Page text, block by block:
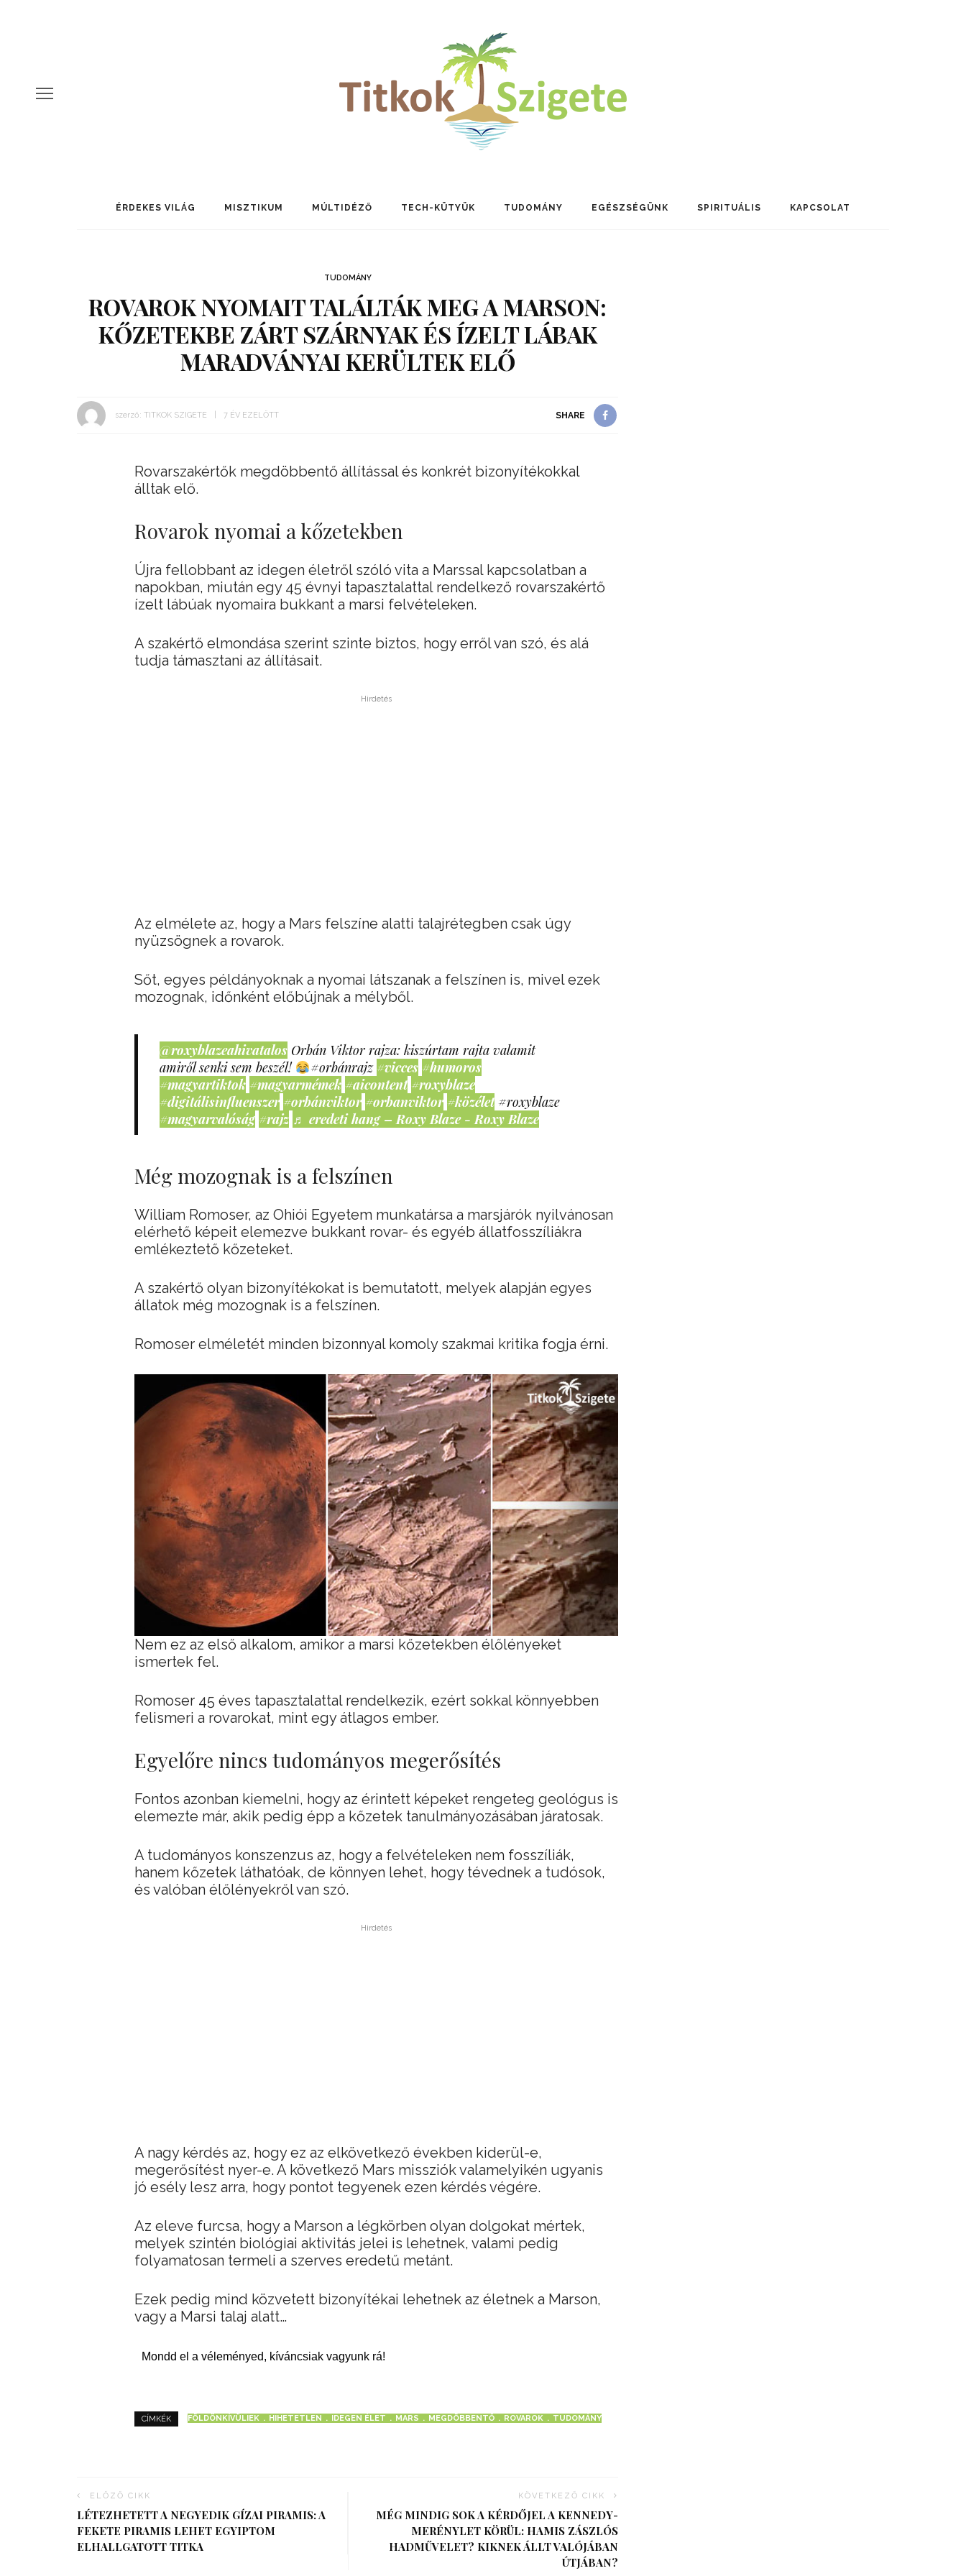
ÉRDEKES VILÁG MISZTIKUM MÚLTIDÉZŐ TECH-KÜTYÜK TUDOMÁNY EGÉSZSÉGÜNK SPIRITUÁLIS KAPCSOLAT
TUDOMÁNY
ROVAROK NYOMAIT TALÁLTÁK MEG A MARSON:
KŐZETEKBE ZÁRT SZÁRNYAK ÉS ÍZELT LÁBAK
MARADVÁNYAI KERÜLTEK ELŐ
szerző: TITKOK SZIGETE 7 ÉV EZELŐTT SHARE
Rovarszakértők megdöbbentő állítással és konkrét bizonyítékokkal
álltak elő.
Rovarok nyomai a kőzetekben
Újra fellobbant az idegen életről szóló vita a Marssal kapcsolatban a
napokban, miután egy 45 évnyi tapasztalattal rendelkező rovarszakértő
ízelt lábúak nyomaira bukkant a marsi felvételeken.
A szakértő elmondása szerint szinte biztos, hogy erről van szó, és alá
tudja támasztani az állításait.
Hirdetés
Az elmélete az, hogy a Mars felszíne alatti talajrétegben csak úgy
nyüzsögnek a rovarok.
Sőt, egyes példányoknak a nyomai látszanak a felszínen is, mivel ezek
mozognak, időnként előbújnak a mélyből.
@roxyblazeahivatalos Orbán Viktor rajza: kiszúrtam rajta valamit
amiről senki sem beszél!
#orbánrajz #vicces #humoros
#magyartiktok #magyarmémek #aicontent #roxyblaze
#digitálisinfluenszer #orbánviktor #orbanviktor #közélet #roxyblaze
#magyarvalóság #rajz ♬ eredeti hang – Roxy Blaze - Roxy Blaze
Még mozognak is a felszínen
William Romoser, az Ohiói Egyetem munkatársa a marsjárók nyilvánosan
elérhető képeit elemezve bukkant rovar- és egyéb állatfosszíliákra
emlékeztető kőzeteket.
A szakértő olyan bizonyítékokat is bemutatott, melyek alapján egyes
állatok még mozognak is a felszínen.
Romoser elméletét minden bizonnyal komoly szakmai kritika fogja érni.
Nem ez az első alkalom, amikor a marsi kőzetekben élőlényeket
ismertek fel.
Romoser 45 éves tapasztalattal rendelkezik, ezért sokkal könnyebben
felismeri a rovarokat, mint egy átlagos ember.
Egyelőre nincs tudományos megerősítés
Fontos azonban kiemelni, hogy az érintett képeket rengeteg geológus is
elemezte már, akik pedig épp a kőzetek tanulmányozásában járatosak.
A tudományos konszenzus az, hogy a felvételeken nem fosszíliák,
hanem kőzetek láthatóak, de könnyen lehet, hogy tévednek a tudósok,
és valóban élőlényekről van szó.
Hirdetés
A nagy kérdés az, hogy ez az elkövetkező években kiderül-e,
megerősítést nyer-e. A következő Mars missziók valamelyikén ugyanis
jó esély lesz arra, hogy pontot tegyenek ezen kérdés végére.
Az eleve furcsa, hogy a Marson a légkörben olyan dolgokat mértek,
melyek szintén biológiai aktivitás jelei is lehetnek, valami pedig
folyamatosan termeli a szerves eredetű metánt.
Ezek pedig mind közvetett bizonyítékai lehetnek az életnek a Marson,
vagy a Marsi talaj alatt…
Mondd el a véleményed, kíváncsiak vagyunk rá!
CÍMKÉK FÖLDÖNKÍVÜLIEK HIHETETLEN IDEGEN ÉLET MARS MEGDÖBBENTŐ ROVAROK TUDOMÁNY
ELŐZŐ CIKK
LÉTEZHETETT A NEGYEDIK GÍZAI PIRAMIS: A
FEKETE PIRAMIS LEHET EGYIPTOM
ELHALLGATOTT TITKA
KÖVETKEZŐ CIKK
MÉG MINDIG SOK A KÉRDŐJEL A KENNEDY-
MERÉNYLET KÖRÜL: HAMIS ZÁSZLÓS
HADMŰVELET? KIKNEK ÁLLT VALÓJÁBAN
ÚTJÁBAN?